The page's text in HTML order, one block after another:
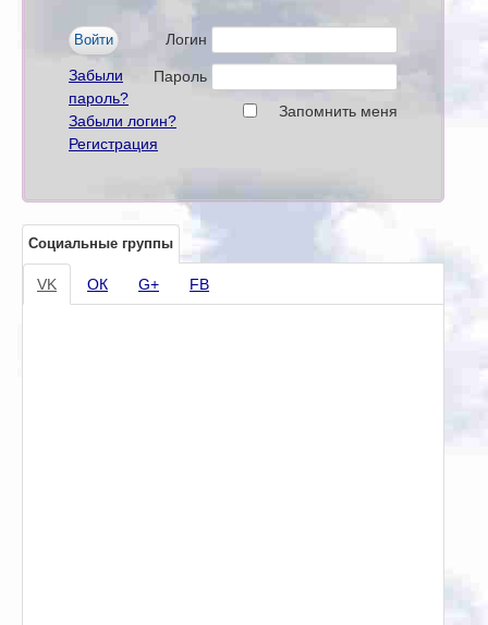
Логин
Пароль
Запомнить меня
Забыли
пароль?
Забыли логин?
Регистрация
Социальные группы
VK ОК G+ FB